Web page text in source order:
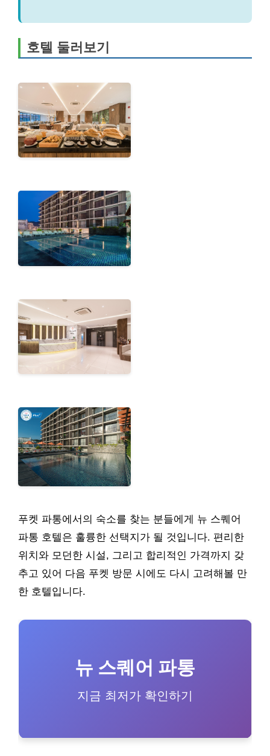
호텔 둘러보기
푸켓 파통에서의 숙소를 찾는 분들에게 뉴 스퀘어
파통 호텔은 훌륭한 선택지가 될 것입니다. 편리한
위치와 모던한 시설, 그리고 합리적인 가격까지 갖
추고 있어 다음 푸켓 방문 시에도 다시 고려해볼 만
한 호텔입니다.
뉴 스퀘어 파통
지금 최저가 확인하기